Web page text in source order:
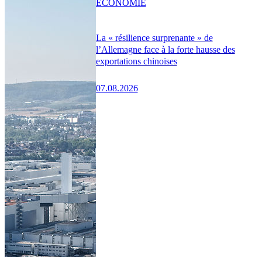
La « résilience surprenante » de
l’Allemagne face à la forte hausse des
exportations chinoises
07.08.2026
ÉCONOMIE